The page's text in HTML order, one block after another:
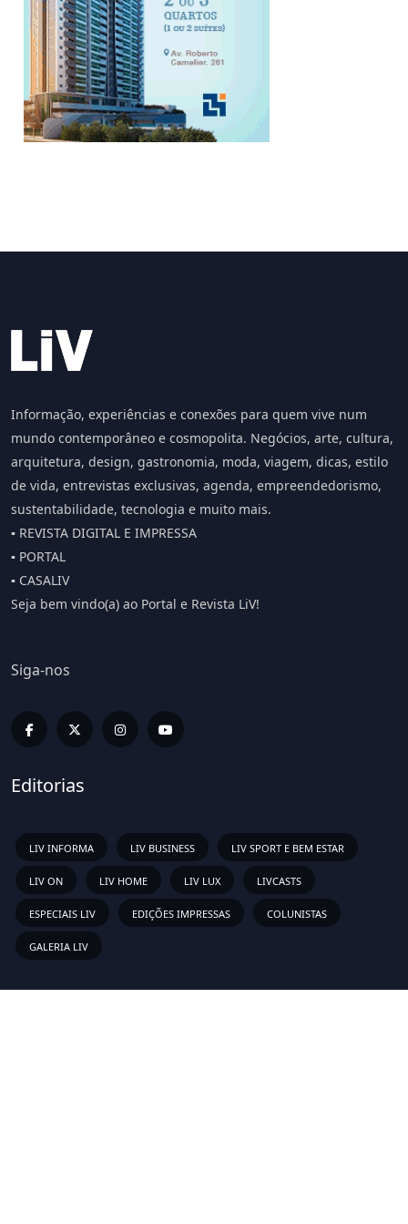
Informação, experiências e conexões para quem vive num
mundo contemporâneo e cosmopolita. Negócios, arte, cultura,
arquitetura, design, gastronomia, moda, viagem, dicas, estilo
de vida, entrevistas exclusivas, agenda, empreendedorismo,
sustentabilidade, tecnologia e muito mais.
▪️ REVISTA DIGITAL E IMPRESSA
▪️ PORTAL
▪️ CASALIV
Seja bem vindo(a) ao Portal e Revista LiV!
Siga-nos
Editorias
LIV INFORMA LIV BUSINESS LIV SPORT E BEM ESTAR
LIV ON LIV HOME LIV LUX LIVCASTS
ESPECIAIS LIV EDIÇÕES IMPRESSAS COLUNISTAS
GALERIA LIV